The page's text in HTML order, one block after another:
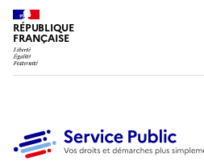
RÉPUBLIQUE
FRANÇAISE